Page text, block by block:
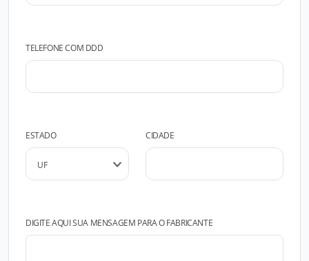
TELEFONE COM DDD
ESTADO CIDADE
DIGITE AQUI SUA MENSAGEM PARA O FABRICANTE